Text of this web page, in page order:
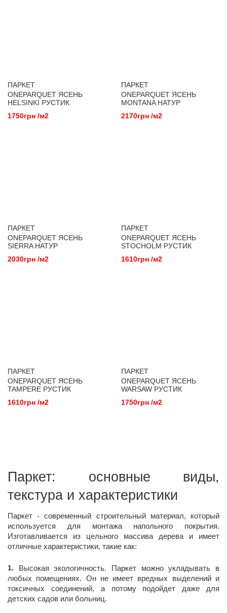
ПАРКЕТ
ONEPARQUET ЯСЕНЬ
HELSINKI РУСТИК
1750грн /м2
ПАРКЕТ
ONEPARQUET ЯСЕНЬ
MONTANA НАТУР
2170грн /м2
ПАРКЕТ
ONEPARQUET ЯСЕНЬ
SIERRA НАТУР
2030грн /м2
ПАРКЕТ
ONEPARQUET ЯСЕНЬ
STOCHOLM РУСТИК
1610грн /м2
ПАРКЕТ
ONEPARQUET ЯСЕНЬ
TAMPERE РУСТИК
1610грн /м2
ПАРКЕТ
ONEPARQUET ЯСЕНЬ
WARSAW РУСТИК
1750грн /м2
Паркет: основные виды,
текстура и характеристики
Паркет - современный строительный материал, который
используется для монтажа напольного покрытия.
Изготавливается из цельного массива дерева и имеет
отличные характеристики, такие как:
Высокая экологичность. Паркет можно укладывать в
любых помещениях. Он не имеет вредных выделений и
токсичных соединений, а потому подойдет даже для
детских садов или больниц.